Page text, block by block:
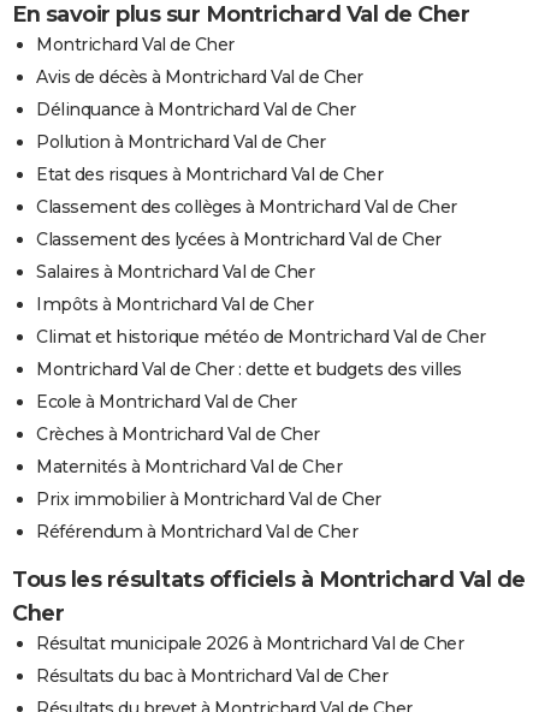
En savoir plus sur Montrichard Val de Cher
Montrichard Val de Cher
Avis de décès à Montrichard Val de Cher
Délinquance à Montrichard Val de Cher
Pollution à Montrichard Val de Cher
Etat des risques à Montrichard Val de Cher
Classement des collèges à Montrichard Val de Cher
Classement des lycées à Montrichard Val de Cher
Salaires à Montrichard Val de Cher
Impôts à Montrichard Val de Cher
Climat et historique météo de Montrichard Val de Cher
Montrichard Val de Cher : dette et budgets des villes
Ecole à Montrichard Val de Cher
Crèches à Montrichard Val de Cher
Maternités à Montrichard Val de Cher
Prix immobilier à Montrichard Val de Cher
Référendum à Montrichard Val de Cher
Tous les résultats officiels à Montrichard Val de
Cher
Résultat municipale 2026 à Montrichard Val de Cher
Résultats du bac à Montrichard Val de Cher